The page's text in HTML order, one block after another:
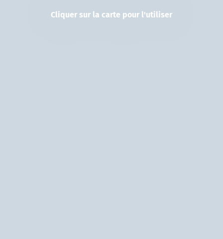
Cliquer sur la carte pour l'utiliser